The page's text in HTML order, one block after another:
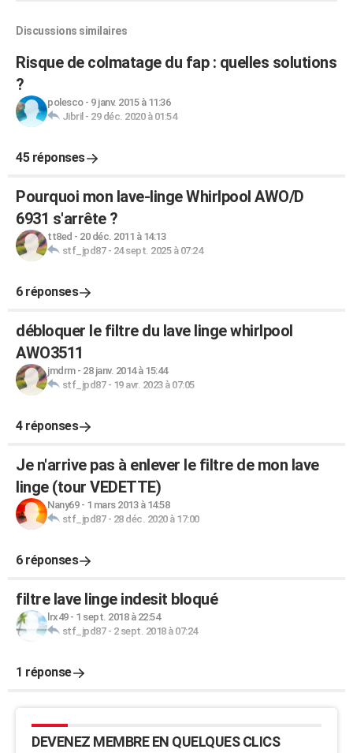
Discussions similaires
Risque de colmatage du fap : quelles solutions
?
polesco- 9 janv. 2015 à 11:36
Jibril - 29 déc. 2020 à 01:54
45 réponses
Pourquoi mon lave-linge Whirlpool AWO/D
6931 s'arrête ?
tt8ed - 20 déc. 2011 à 14:13
stf_jpd87- 24 sept. 2025 à 07:24
6 réponses
débloquer le filtre du lave linge whirlpool
AWO3511
jmdrm- 28 janv. 2014 à 15:44
stf_jpd87- 19 avr. 2023 à 07:05
4 réponses
Je n'arrive pas à enlever le filtre de mon lave
linge (tour VEDETTE)
Nany69- 1 mars 2013 à 14:58
stf_jpd87- 28 déc. 2020 à 17:00
6 réponses
filtre lave linge indesit bloqué
lrx49- 1 sept. 2018 à 22:54
stf_jpd87- 2 sept. 2018 à 07:24
1 réponse
DEVENEZ MEMBRE EN QUELQUES CLICS